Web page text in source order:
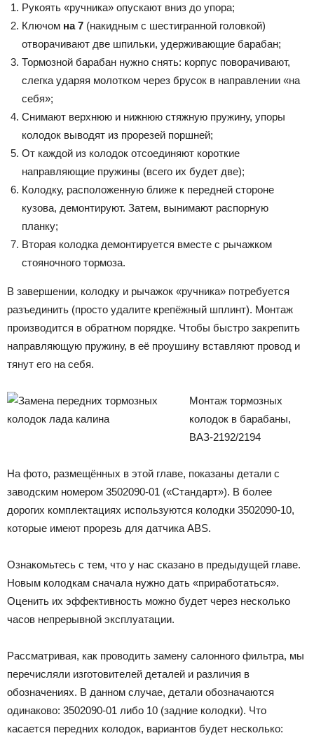
Рукоять «ручника» опускают вниз до упора;
Ключом на 7 (накидным с шестигранной головкой)
отворачивают две шпильки, удерживающие барабан;
Тормозной барабан нужно снять: корпус поворачивают,
слегка ударяя молотком через брусок в направлении «на
себя»;
Снимают верхнюю и нижнюю стяжную пружину, упоры
колодок выводят из прорезей поршней;
От каждой из колодок отсоединяют короткие
направляющие пружины (всего их будет две);
Колодку, расположенную ближе к передней стороне
кузова, демонтируют. Затем, вынимают распорную
планку;
Вторая колодка демонтируется вместе с рычажком
стояночного тормоза.
В завершении, колодку и рычажок «ручника» потребуется
разъединить (просто удалите крепёжный шплинт). Монтаж
производится в обратном порядке. Чтобы быстро закрепить
направляющую пружину, в её проушину вставляют провод и
тянут его на себя.
Монтаж тормозных
колодок в барабаны,
ВАЗ-2192/2194
На фото, размещённых в этой главе, показаны детали с
заводским номером 3502090-01 («Стандарт»). В более
дорогих комплектациях используются колодки 3502090-10,
которые имеют прорезь для датчика ABS.
Ознакомьтесь с тем, что у нас сказано в предыдущей главе.
Новым колодкам сначала нужно дать «приработаться».
Оценить их эффективность можно будет через несколько
часов непрерывной эксплуатации.
Рассматривая, как проводить замену салонного фильтра, мы
перечисляли изготовителей деталей и различия в
обозначениях. В данном случае, детали обозначаются
одинаково: 3502090-01 либо 10 (задние колодки). Что
касается передних колодок, вариантов будет несколько: